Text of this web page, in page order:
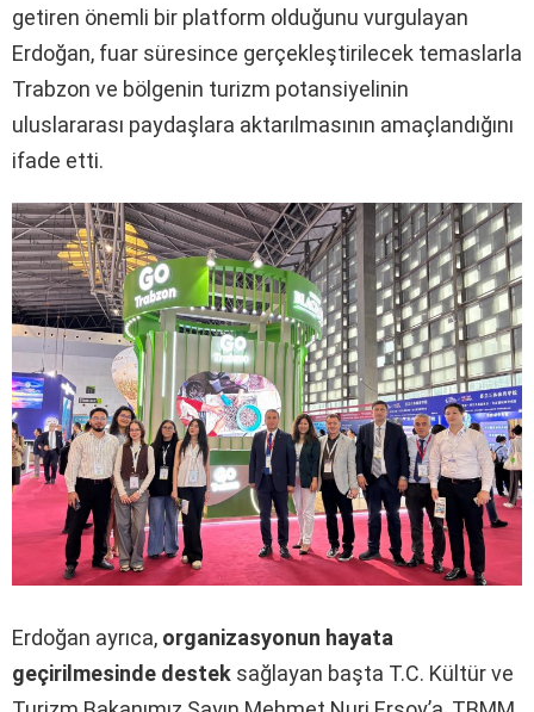
getiren önemli bir platform olduğunu vurgulayan
Erdoğan, fuar süresince gerçekleştirilecek temaslarla
Trabzon ve bölgenin turizm potansiyelinin
uluslararası paydaşlara aktarılmasının amaçlandığını
ifade etti.
Erdoğan ayrıca, organizasyonun hayata
geçirilmesinde destek sağlayan başta T.C. Kültür ve